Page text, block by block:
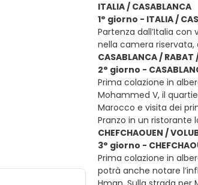
ITALIA / CASABLANCA
1° giorno - ITALIA /
Partenza dall’Italia
nella camera
CASABLANCA / RABAT
2° giorno -
Prima colazione in
Mohammed V, il
Marocco e visita dei
Pranzo in un ristorante
CHEFCHAOUEN /
3° giorno -
Prima colazione in
potrà anche notare